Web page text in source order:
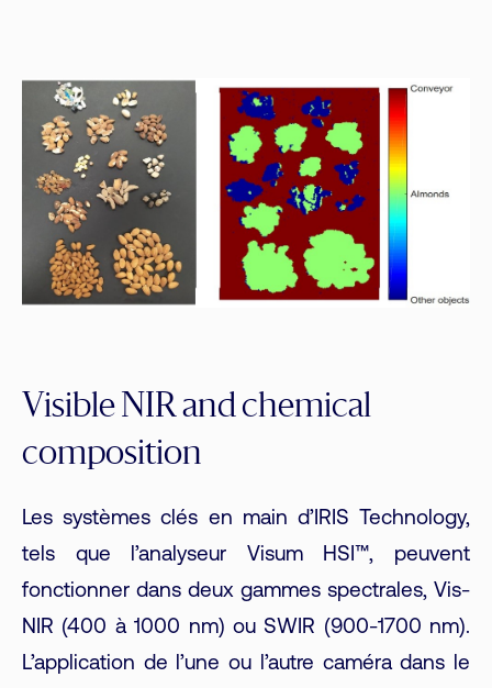
Visible NIR and chemical
composition
Les systèmes clés en main d’IRIS Technology,
tels que l’analyseur Visum HSI™, peuvent
fonctionner dans deux gammes spectrales, Vis-
NIR (400 à 1000 nm) ou SWIR (900-1700 nm).
L’application de l’une ou l’autre caméra dans le